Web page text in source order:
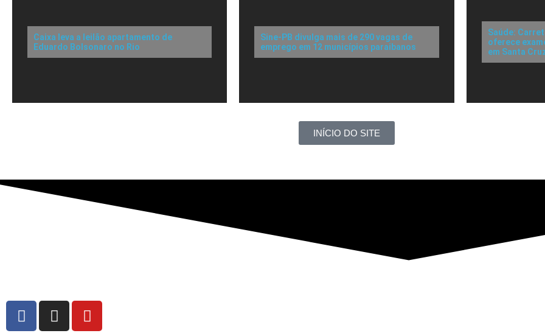
Caixa leva a leilão apartamento de
Eduardo Bolsonaro no Rio
Sine-PB divulga mais de 290 vagas de
emprego em 12 municípios paraibanos
Saúde:
oferece
em Santa
INÍCIO DO SITE